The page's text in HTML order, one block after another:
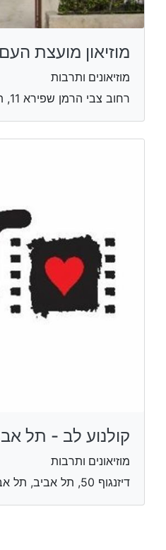
מוזיאון מועצת
מוזיאונים ותרבות
רחוב צבי הרמן שפירא 11, תל אביב יפו
קולנוע לב - תל
מוזיאונים ותרבות
דיזנגוף 50, תל אביב, תל אביב יפו